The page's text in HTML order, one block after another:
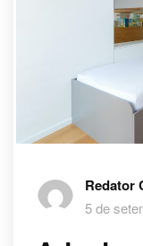
Redator
5 de